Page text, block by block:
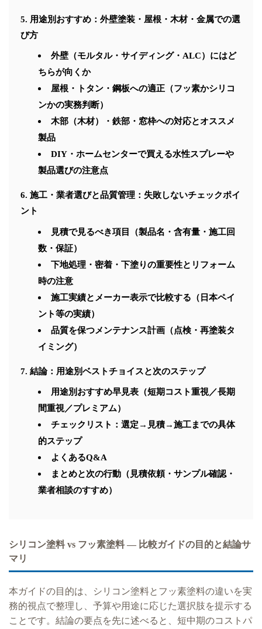
用途別おすすめ：外壁塗装・屋根・木材・金属での選
び方
外壁（モルタル・サイディング・ALC）にはど
ちらが向くか
屋根・トタン・鋼板への適正（フッ素かシリコ
ンかの実務判断）
木部（木材）・鉄部・窓枠への対応とオススメ
製品
DIY・ホームセンターで買える水性スプレーや
製品選びの注意点
施工・業者選びと品質管理：失敗しないチェックポイ
ント
見積で見るべき項目（製品名・含有量・施工回
数・保証）
下地処理・密着・下塗りの重要性とリフォーム
時の注意
施工実績とメーカー表示で比較する（日本ペイ
ント等の実績）
品質を保つメンテナンス計画（点検・再塗装タ
イミング）
結論：用途別ベストチョイスと次のステップ
用途別おすすめ早見表（短期コスト重視／長期
間重視／プレミアム）
チェックリスト：選定→見積→施工までの具体
的ステップ
よくあるQ&A
まとめと次の行動（見積依頼・サンプル確認・
業者相談のすすめ）
シリコン塗料 vs フッ素塗料 — 比較ガイドの目的と結論サ
マリ
本ガイドの目的は、シリコン塗料とフッ素塗料の違いを実
務的視点で整理し、予算や用途に応じた選択肢を提示する
ことです。結論の要点を先に述べると、短中期のコストパ